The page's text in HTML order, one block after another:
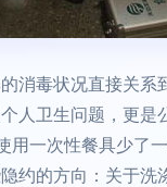
消毒状况直接关
人卫生问题，更
一次性餐具少
约的方向：关于